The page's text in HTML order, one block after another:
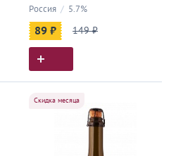
Россия / 5.7%
89 ₽ 149 ₽
Скидка месяца